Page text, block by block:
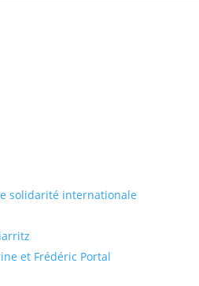
solidarité internationale
et Frédéric Portal